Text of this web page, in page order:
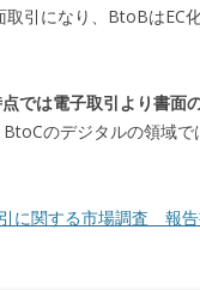
引になり、BtoBはEC
では電子取引より書面
のデジタルの領域で
に関する市場調査 報